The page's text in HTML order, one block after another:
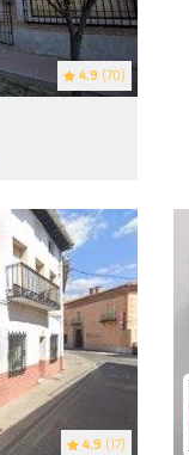
4.9 (70)
4.9 (17)